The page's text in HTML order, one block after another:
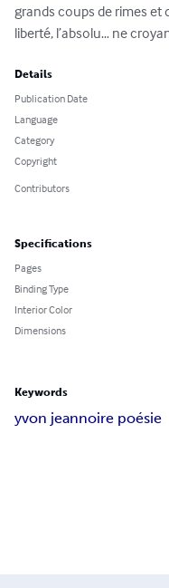
grands coups de rimes et
liberté, l’absolu… ne
Details
Publication Date
Language
Category
Copyright
Contributors
Specifications
Pages
Binding Type
Interior Color
Dimensions
Keywords
yvon jeannoire poésie